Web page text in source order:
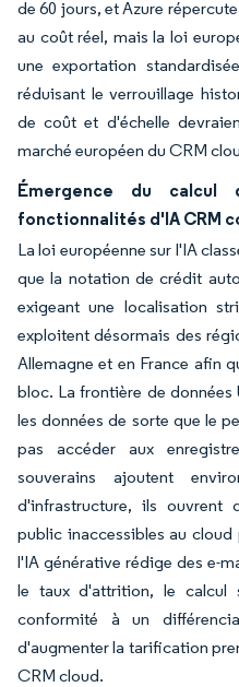
de 60 jours, et Azure
au coût réel, mais la loi
une exportation
réduisant le verrouillage
de coût et d'échelle
marché européen du CRM
Émergence du calcul
fonctionnalités d'IA CRM
La loi européenne sur l'IA
que la notation de crédit
exigeant une localisation
exploitent désormais des
Allemagne et en France afin
bloc. La frontière de
les données de sorte que le
pas accéder aux
souverains ajoutent
d'infrastructure, ils ouvrent
public inaccessibles au
l'IA générative rédige des e-
le taux d'attrition, le calcul
conformité à un
d'augmenter la tarification
CRM cloud.